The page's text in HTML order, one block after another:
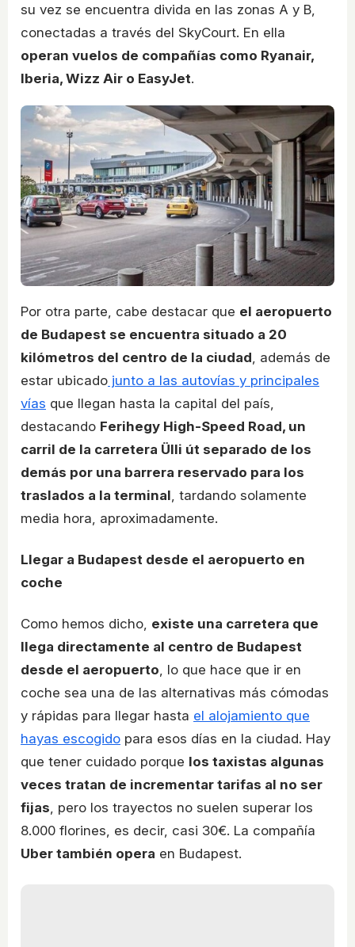
su vez se encuentra divida en las zonas A y B,
conectadas a través del SkyCourt. En ella
operan vuelos de compañías como Ryanair,
Iberia, Wizz Air o EasyJet.
Por otra parte, cabe destacar que el aeropuerto
de Budapest se encuentra situado a 20
kilómetros del centro de la ciudad, además de
estar ubicado junto a las autovías y principales
vías que llegan hasta la capital del país,
destacando Ferihegy High-Speed Road, un
carril de la carretera Ülli út separado de los
demás por una barrera reservado para los
traslados a la terminal, tardando solamente
media hora, aproximadamente.
Llegar a Budapest desde el aeropuerto en
coche
Como hemos dicho, existe una carretera que
llega directamente al centro de Budapest
desde el aeropuerto , lo que hace que ir en
coche sea una de las alternativas más cómodas
y rápidas para llegar hasta el alojamiento que
hayas escogido para esos días en la ciudad. Hay
que tener cuidado porque los taxistas algunas
veces tratan de incrementar tarifas al no ser
fijas , pero los trayectos no suelen superar los
8.000 florines, es decir, casi 30€. La compañía
Uber también opera en Budapest.